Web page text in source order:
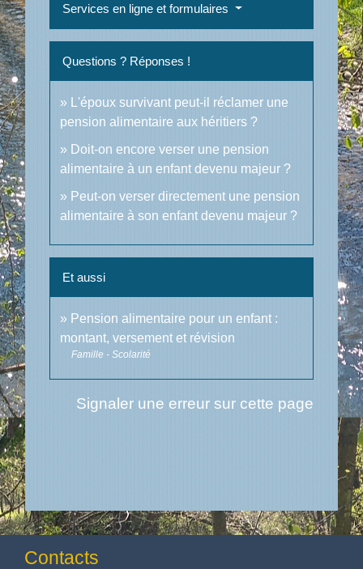
Services en ligne et formulaires
Questions ? Réponses !
L'époux survivant peut-il réclamer une
pension alimentaire aux héritiers ?
Doit-on encore verser une pension
alimentaire à un enfant devenu majeur ?
Peut-on verser directement une pension
alimentaire à son enfant devenu majeur ?
Et aussi
Pension alimentaire pour un enfant :
montant, versement et révision
Famille - Scolarité
Signaler une erreur sur cette page
Contacts